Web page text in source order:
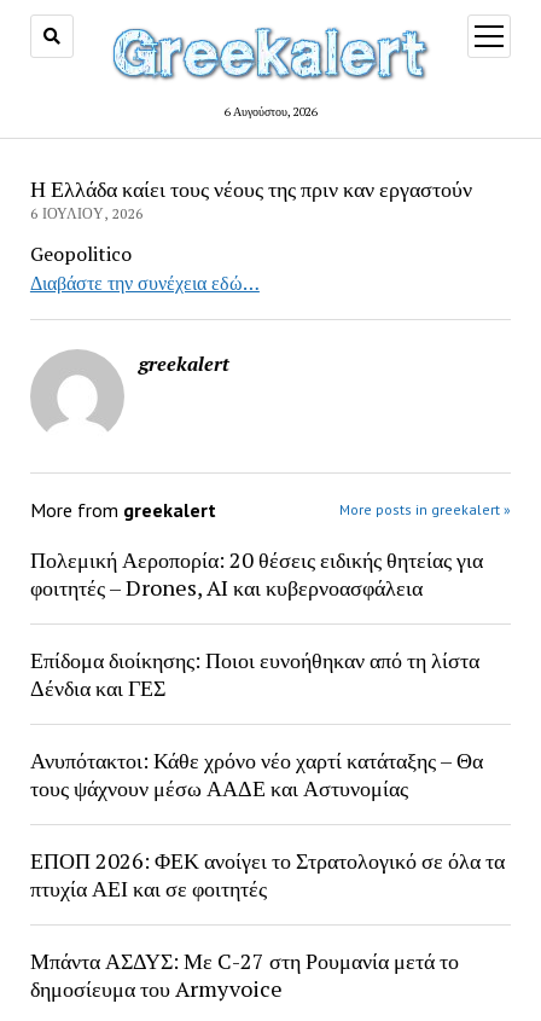
6 Αυγούστου, 2026
open
menu
Η Ελλάδα καίει τους νέους της πριν καν εργαστούν
6 ΙΟΥΛΊΟΥ, 2026
Geopolitico
Διαβάστε την συνέχεια εδώ…
greekalert
More from greekalert More posts in greekalert »
Πολεμική Αεροπορία: 20 θέσεις ειδικής θητείας για
φοιτητές – Drones, AI και κυβερνοασφάλεια
Επίδομα διοίκησης: Ποιοι ευνοήθηκαν από τη λίστα
Δένδια και ΓΕΣ
Ανυπότακτοι: Κάθε χρόνο νέο χαρτί κατάταξης – Θα
τους ψάχνουν μέσω ΑΑΔΕ και Αστυνομίας
ΕΠΟΠ 2026: ΦΕΚ ανοίγει το Στρατολογικό σε όλα τα
πτυχία ΑΕΙ και σε φοιτητές
Μπάντα ΑΣΔΥΣ: Με C-27 στη Ρουμανία μετά το
δημοσίευμα του Armyvoice